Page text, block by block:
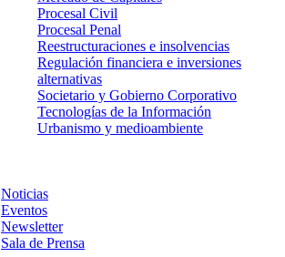
Procesal Civil
Procesal Penal
Reestructuraciones e insolvencias
Regulación financiera e inversiones
alternativas
Societario y Gobierno Corporativo
Tecnologías de la Información
Urbanismo y medioambiente
Noticias
Eventos
Newsletter
Sala de Prensa